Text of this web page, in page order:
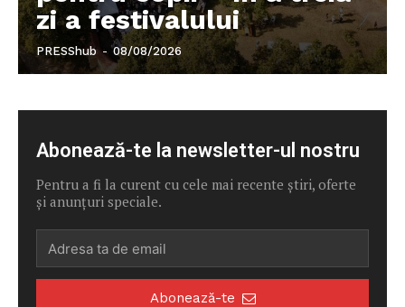
zi a festivalului
PRESShub - 08/08/2026
Abonează-te la newsletter-ul nostru
Pentru a fi la curent cu cele mai recente știri, oferte
și anunțuri speciale.
Abonează-te